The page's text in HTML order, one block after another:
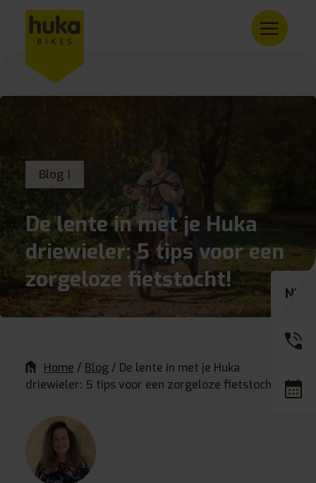
Blog |
De lente in met je Huka
driewieler: 5 tips voor een
zorgeloze fietstocht!
Home / Blog / De lente in met je Huka
driewieler: 5 tips voor een zorgeloze fietstocht!
NL